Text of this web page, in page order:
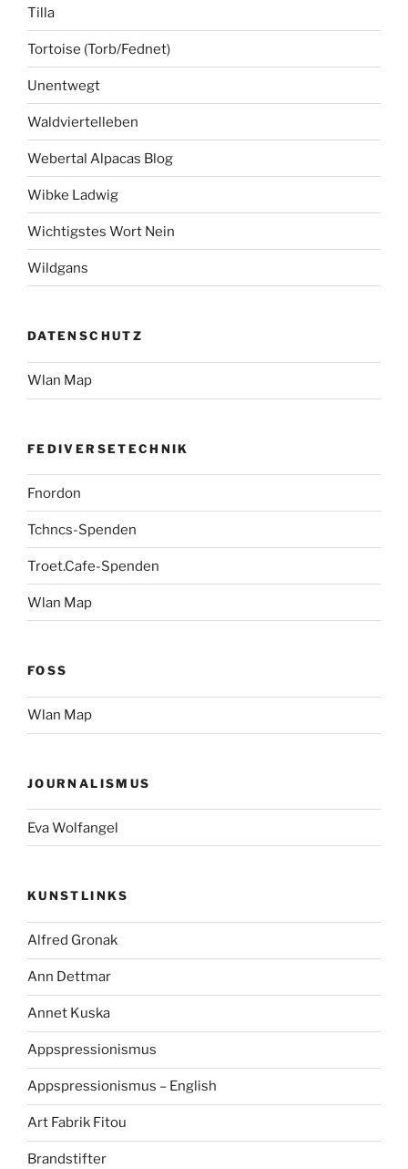
Tilla
Tortoise (Torb/Fednet)
Unentwegt
Waldviertelleben
Webertal Alpacas Blog
Wibke Ladwig
Wichtigstes Wort Nein
Wildgans
DATENSCHUTZ
Wlan Map
FEDIVERSETECHNIK
Fnordon
Tchncs-Spenden
Troet.Cafe-Spenden
Wlan Map
FOSS
Wlan Map
JOURNALISMUS
Eva Wolfangel
KUNSTLINKS
Alfred Gronak
Ann Dettmar
Annet Kuska
Appspressionismus
Appspressionismus – English
Art Fabrik Fitou
Brandstifter